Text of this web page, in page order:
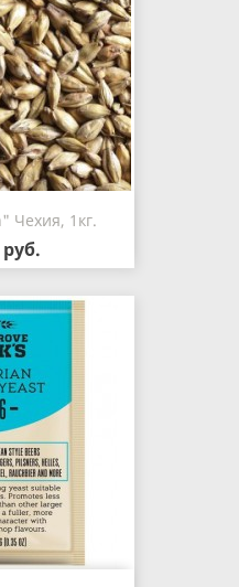
Чехия, 1кг.
руб.